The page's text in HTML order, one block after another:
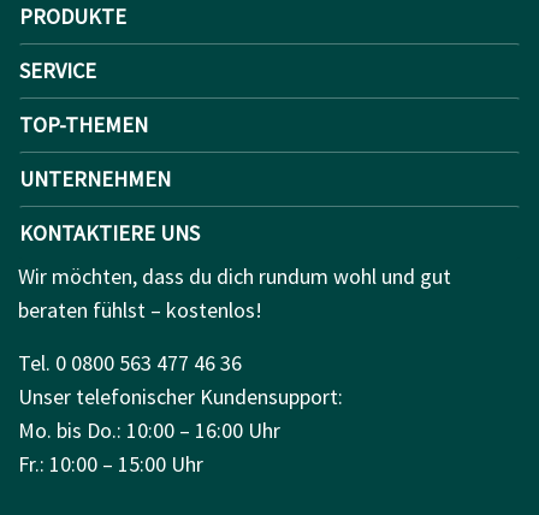
PRODUKTE
SERVICE
TOP-THEMEN
UNTERNEHMEN
KONTAKTIERE UNS
Wir möchten, dass du dich rundum wohl und gut
beraten fühlst – kostenlos!
Tel. 0 0800 563 477 46 36
Unser telefonischer Kundensupport:
Mo. bis Do.: 10:00 – 16:00 Uhr
Fr.: 10:00 – 15:00 Uhr